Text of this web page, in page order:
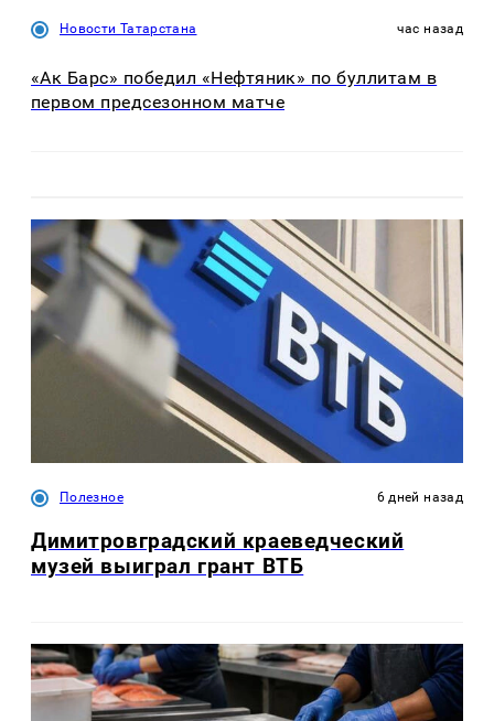
Новости Татарстана час назад
«Ак Барс» победил «Нефтяник» по буллитам в
первом предсезонном матче
Полезное 6 дней назад
Димитровградский краеведческий
музей выиграл грант ВТБ